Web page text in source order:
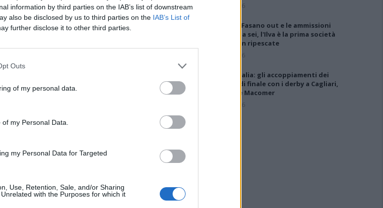
information by third parties on the IAB’s list of downstream
also be disclosed by us to third parties on the IAB’s List of
further disclose it to other third parties.
Outs
of my personal data.
my Personal Data.
my Personal Data for Targeted
Use, Retention, Sale, and/or Sharing
with the Purposes for which it
L'Atletico Cagliari di Saba prende
Sanna, Simoni e mantiene lo zoccolo
4 Ago 2026
La matricola Macomer prende il
con Samuele Pinna
Mancusi
6 Ago 2026
Anche il Fasano out e le ammissioni
salgono a sei, l'Ilva è la prima società
tra le non ripescate
5 Ago 2026
Coppa Italia: gli accoppiamenti dei
16esimi di finale con i derby a Cagliari,
Sassari e Macomer
5 Ago 2026